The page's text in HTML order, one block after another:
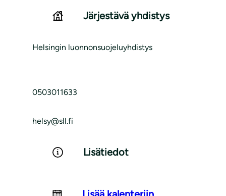
Järjestävä yhdistys
Helsingin luonnonsuojeluyhdistys
0503011633
helsy@sll.fi
Lisätiedot